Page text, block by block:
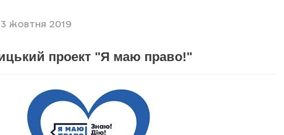
жовтня 2019
проект "Я маю право!"